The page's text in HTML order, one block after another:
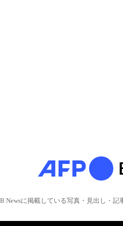
Newsに掲載している写真・見出し・